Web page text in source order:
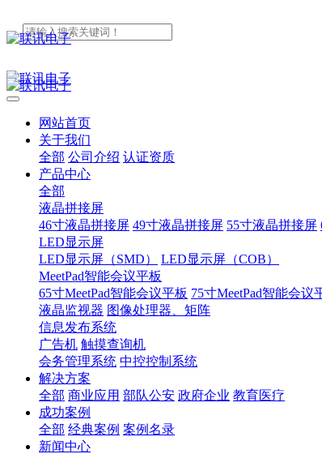
网站首页
关于我们
全部 公司介绍 认证资质
产品中心
全部
液晶拼接屏
46寸液晶拼接屏 49寸液晶拼接屏 55寸液晶拼接屏
LED显示屏
LED显示屏（SMD）
LED显示屏（COB）
MeetPad智能会议平板
65寸MeetPad智能会议平板 75寸MeetPad智能会议
液晶监视器 图像处理器、矩阵
信息发布系统
广告机 触摸查询机
会务管理系统 中控控制系统
解决方案
全部 商业应用 部队公安 政府企业 教育医疗
成功案例
全部 经典案例 案例名录
新闻中心